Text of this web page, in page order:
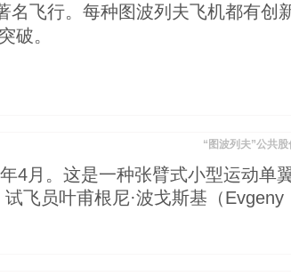
飞行。每种图波列夫飞机都有创
破。
“图波列夫”公共股
4月。这是一种张臂式小型运动单
飞员叶甫根尼·波戈斯基（Evgeny